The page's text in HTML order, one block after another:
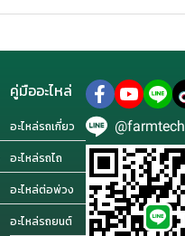
คู่มืออะไหล่
อะไหล่รถเกี่ยว
อะไหล่รถไถ
อะไหล่ต่อพ่วง
อะไหล่รถยนต์
@farmtech